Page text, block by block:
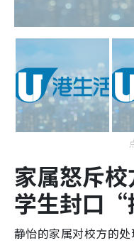
家属怒斥
学生封口“
静怡的家属对校方的